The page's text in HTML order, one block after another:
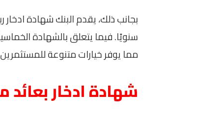
مما يوفر خيارات متنوعة
شهادة ادخار بعائد